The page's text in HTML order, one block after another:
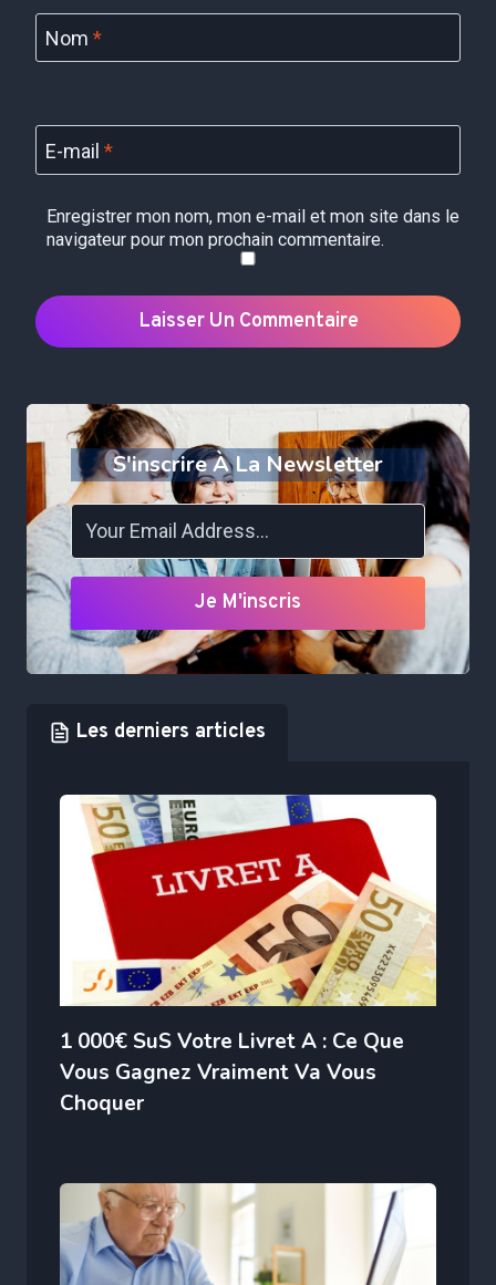
Nom *
E-mail *
Enregistrer mon nom, mon e-mail et mon site dans le
navigateur pour mon prochain commentaire.
S'inscrire À La Newsletter
Je M'inscris
Les derniers articles
1 000€ SuS Votre Livret A : Ce Que
Vous Gagnez Vraiment Va Vous
Choquer